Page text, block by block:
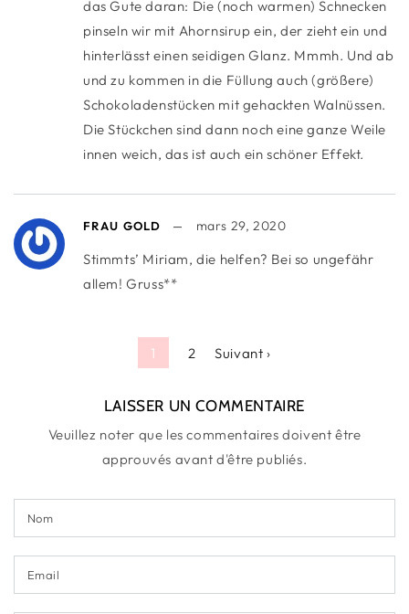
das Gute daran: Die (noch warmen) Schnecken
pinseln wir mit Ahornsirup ein, der zieht ein und
hinterlässt einen seidigen Glanz. Mmmh. Und ab
und zu kommen in die Füllung auch (größere)
Schokoladenstücken mit gehackten Walnüssen.
Die Stückchen sind dann noch eine ganze Weile
innen weich, das ist auch ein schöner Effekt.
FRAU GOLD mars 29, 2020
Stimmts’ Miriam, die helfen? Bei so ungefähr
allem! Gruss**
1 2 Suivant ›
LAISSER UN COMMENTAIRE
Veuillez noter que les commentaires doivent être
approuvés avant d'être publiés.
Nom
Email